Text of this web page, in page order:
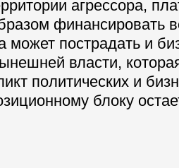
агрессора,
финансировать
может пострадать и
власти,
политических и
блоку